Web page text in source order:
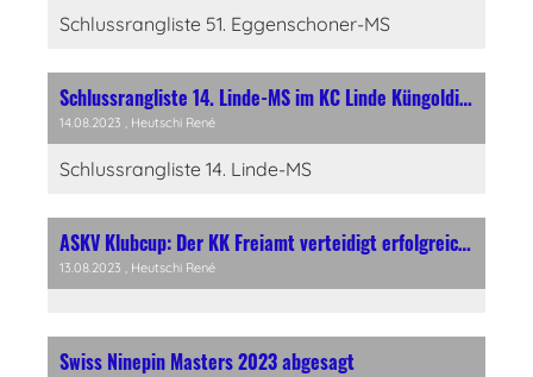
Schlussrangliste 51. Eggenschoner-MS
Schlussrangliste 14. Linde-MS im KC Linde Küngoldingen
14.08.2023 , Heutschi René
Schlussrangliste 14. Linde-MS
ASKV Klubcup: Der KK Freiamt verteidigt erfolgreich den Titel
13.08.2023 , Heutschi René
Swiss Ninepin Masters 2023 abgesagt